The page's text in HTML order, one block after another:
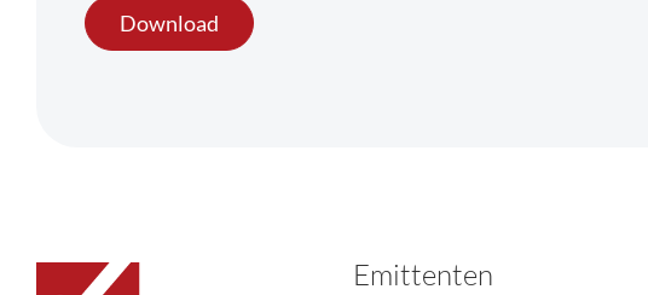
Download
Emittenten